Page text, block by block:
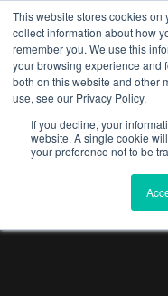
This website stores cookies on
collect information about how
remember you. We use this
your browsing experience and
both on this website and other
use, see our Privacy Policy.
If you decline, your
website. A single cookie
your preference not to be